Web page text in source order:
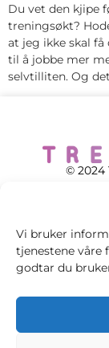
Vi bruker
tjenestene våre
godtar du
Du vet den kjipe
treningsøkt?
at jeg ikke skal
til å jobbe mer
selvtilliten. Og
© 2024